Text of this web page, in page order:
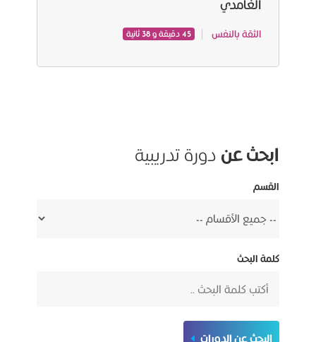
الغامدي
الثقة بالنفس 45 دقيقة و 38 ثانية
ابحث عن دورة تدريبية
القسم
كلمة البحث